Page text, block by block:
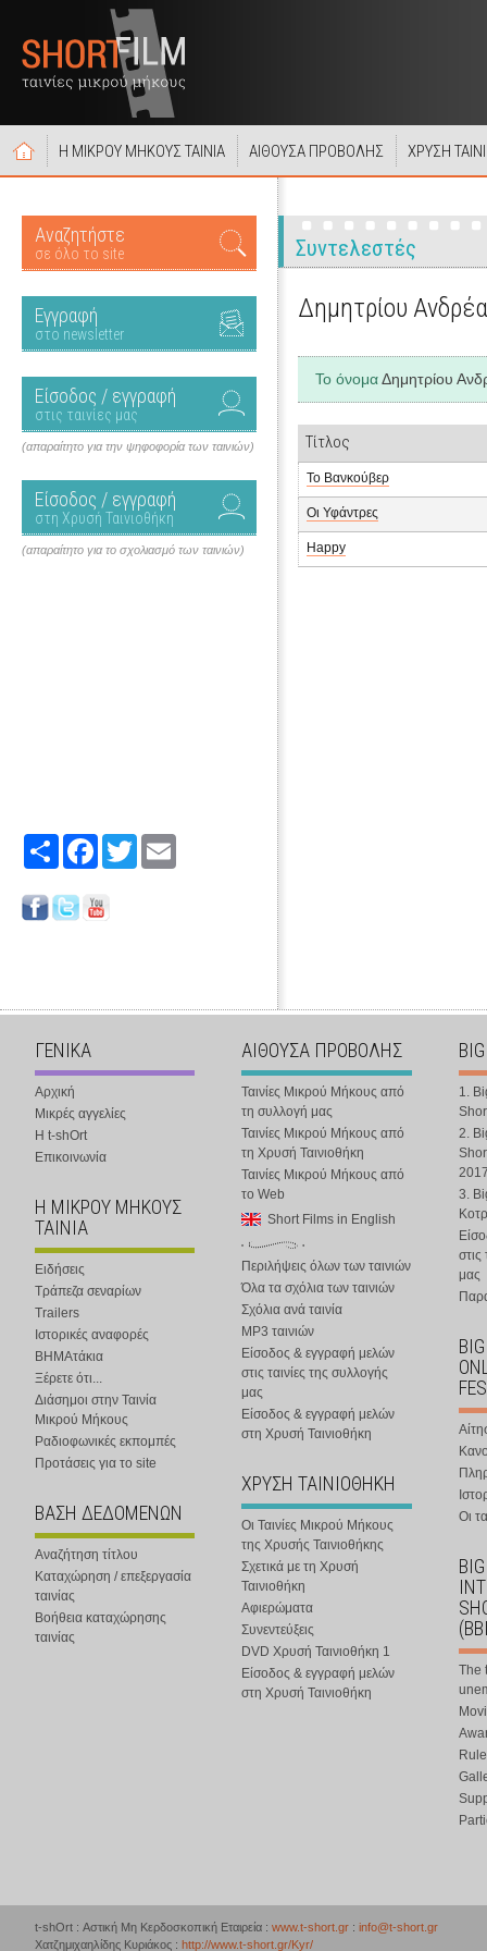
Η ΜΙΚΡΟΥ ΜΗΚΟΥΣ ΤΑΙΝΙΑ ΑΙΘΟΥΣΑ ΠΡΟΒΟΛΗΣ ΧΡΥΣΗ
Αναζητήστε
σε όλο το site
Εγγραφή
στο newsletter
Είσοδος / εγγραφή
στις ταινίες μας
(απαραίτητο για την ψηφοφορία των ταινιών)
Είσοδος / εγγραφή
στη Χρυσή Ταινιοθήκη
(απαραίτητο για το σχολιασμό των ταινιών)
Share FacebookTwitter
Συντελεστές
Δημητρίου
Το όνομαΔημητρίου
Τίτλος
Το Βανκούβερ
Οι Υφάντρες
Happy
ΓΕΝΙΚΑ
Αρχική
Μικρές αγγελίες
Η t-shOrt
Επικοινωνία
Η ΜΙΚΡΟΥ ΜΗΚΟΥΣ
ΤΑΙΝΙΑ
Ειδήσεις
Τράπεζα σεναρίων
Trailers
Ιστορικές αναφορές
ΒΗΜΑτάκια
Ξέρετε ότι...
Διάσημοι στην Ταινία
Μικρού Μήκους
Ραδιοφωνικές εκπομπές
Προτάσεις για το site
ΒΑΣΗ ΔΕΔΟΜΕΝΩΝ
Αναζήτηση τίτλου
Καταχώρηση / επεξεργασία
ταινίας
Βοήθεια καταχώρησης
ταινίας
ΑΙΘΟΥΣΑ ΠΡΟΒΟΛΗΣ
Ταινίες Μικρού Μήκους από
τη συλλογή μας
Ταινίες Μικρού Μήκους από
τη Χρυσή Ταινιοθήκη
Ταινίες Μικρού Μήκους από
το Web
Short Films in English
Περιλήψεις όλων των ταινιών
Όλα τα σχόλια των ταινιών
Σχόλια ανά ταινία
MP3 ταινιών
Είσοδος & εγγραφή μελών
στις ταινίες της συλλογής
μας
Είσοδος & εγγραφή μελών
στη Χρυσή Ταινιοθήκη
ΧΡΥΣΗ ΤΑΙΝΙΟΘΗΚΗ
Οι Ταινίες Μικρού Μήκους
της Χρυσής Ταινιοθήκης
Σχετικά με τη Χρυσή
Ταινιοθήκη
Αφιερώματα
Συνεντεύξεις
DVD Χρυσή Ταινιοθήκη 1
Είσοδος & εγγραφή μελών
στη Χρυσή Ταινιοθήκη
1.
2.
3.
στις
μας
Οι
The
t-shOrt : Αστική Μη Κερδοσκοπική Εταιρεία : www.t-short.gr : info@t-short.gr
Χατζημιχαηλίδης Κυριάκος : http://www.t-short.gr/Kyr/